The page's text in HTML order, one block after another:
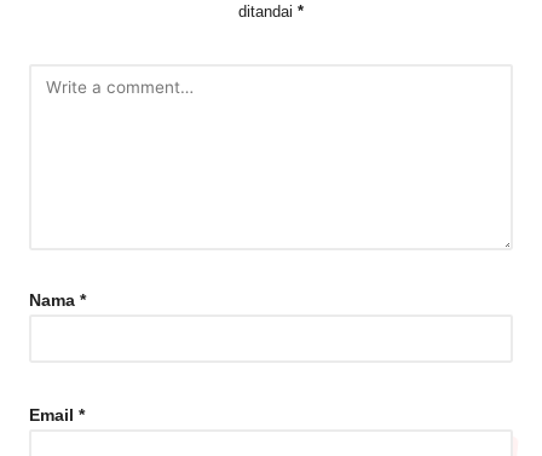
ditandai *
Nama *
Email *